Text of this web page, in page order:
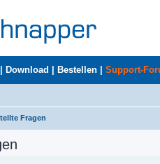
Download Bestellen Support-
Fragen